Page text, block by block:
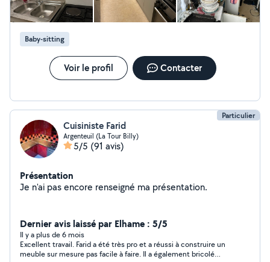
Baby-sitting
Voir le profil Contacter
Particulier
Cuisiniste Farid
Argenteuil (La Tour Billy)
5/5 (91 avis)
Présentation
Je n'ai pas encore renseigné ma présentation.
Dernier avis laissé par Elhame : 5/5
Il y a plus de 6 mois
Excellent travail. Farid a été très pro et a réussi à construire un
meuble sur mesure pas facile à faire. Il a également bricolé